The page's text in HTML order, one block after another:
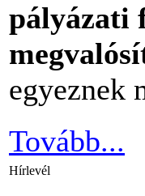
pályázati
egyeznek
Tovább...
Hírlevél